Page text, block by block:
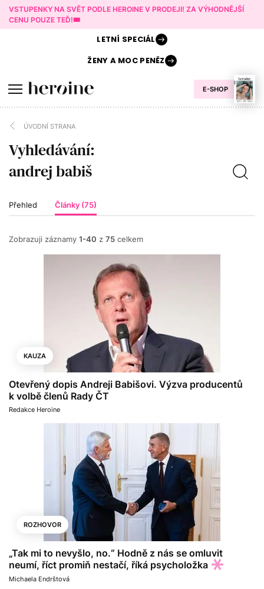
VSTUPENKY NA SVĚT PODLE HEROINE V PRODEJI! ZA VÝHODNĚJŠÍ
CENU POUZE TEĎ!🎟️
E-SHOP
LETNÍ SPECIÁL
ŽENY AMOC PENĚZ
ÚVODNÍ STRANA
Vyhledávání:
Přehled Články (75)
Zobrazuji záznamy 1-40 z 75 celkem
KAUZA
Otevřený dopis Andreji Babišovi. Výzva producentů
k volbě členů Rady ČT
Redakce Heroine
ROZHOVOR
„Tak mi to nevyšlo, no.“ Hodně z nás se omluvit
neumí, říct promiň nestačí, říká psycholožka
Michaela Endrštová